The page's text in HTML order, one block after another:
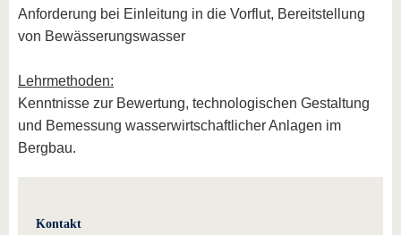
Anforderung bei Einleitung in die Vorflut, Bereitstellung
von Bewässerungswasser
Lehrmethoden:
Kenntnisse zur Bewertung, technologischen Gestaltung
und Bemessung wasserwirtschaftlicher Anlagen im
Bergbau.
Kontakt